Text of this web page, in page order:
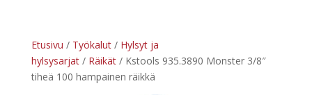
Etusivu / Työkalut/ Hylsyt ja
hylsysarjat/ Räikät/ Kstools 935.3890 Monster 3/8″
tiheä 100 hampainen räikkä